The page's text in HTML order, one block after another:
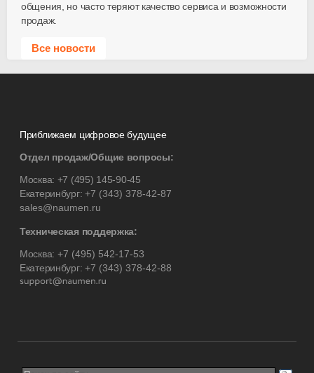
общения, но часто теряют качество сервиса и возможности
продаж.
Все новости
Приближаем цифровое будущее
Отдел продаж/Общие вопросы:
Москва: +7 (495) 145-90-45
Екатеринбург:+7 (343) 378-42-87
sales@naumen.ru
Техническая поддержка:
Москва: +7 (495) 542-17-53
Екатеринбург:+7 (343) 378-42-88